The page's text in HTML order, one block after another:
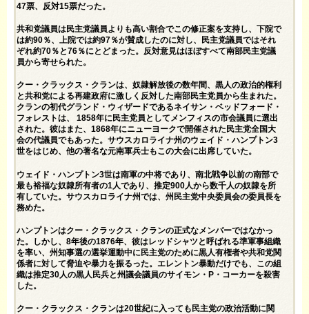
47票、反対15票だった。
共和党議員は民主党議員よりも高い割合でこの修正案を支持し、下院で
は約90％、上院では約97％が賛成したのに対し、民主党議員ではそれ
ぞれ約70％と76％にとどまった。反対意見はほぼすべて南部民主党議
員から寄せられた。
クー・クラックス・クランは、奴隷解放後の数年間、黒人の政治的権利
と共和党による再建政府に激しく反対した南部民主党員から生まれた。
クランの初代グランド・ウィザードであるネイサン・ベッドフォード・
フォレストは、 1858年に民主党員としてメンフィスの市会議員に選出
された。彼はまた、1868年にニューヨークで開催された民主党全国大
会の代議員でもあった。サウスカロライナ州のウェイド・ハンプトン3
世をはじめ、他の著名な元南軍兵士もこの大会に出席していた。
ウェイド・ハンプトン3世は南軍の中将であり、南北戦争以前の南部で
最も裕福な奴隷所有者の1人であり、推定900人から数千人の奴隷を所
有していた。サウスカロライナ州では、州民主党中央委員会の委員長を
務めた。
ハンプトンはクー・クラックス・クランの正式なメンバーではなかっ
た。しかし、8年後の1876年、彼はレッドシャツと呼ばれる準軍事組織
を率い、州知事選の選挙運動中に民主党のために黒人有権者や共和党関
係者に対して脅迫や暴力を振るった。 エレントン暴動だけでも、この組
織は推定30人の黒人民兵と州議会議員のサイモン・P・コーカーを殺害
した。
クー・クラックス・クランは20世紀に入っても民主党の政治活動に関